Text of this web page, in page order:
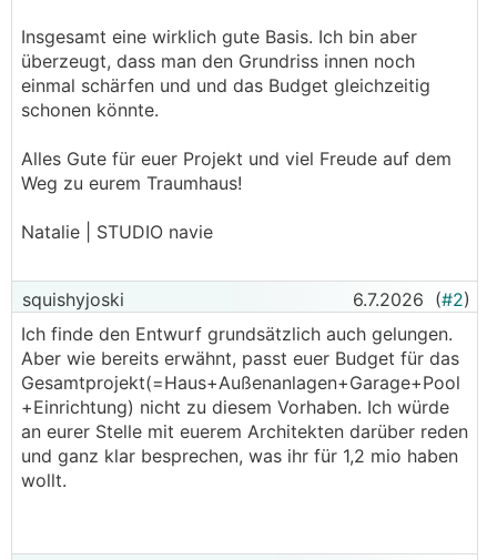
Insgesamt eine wirklich gute Basis. Ich bin aber
überzeugt, dass man den Grundriss innen noch
einmal schärfen und und das Budget gleichzeitig
schonen könnte.
Alles Gute für euer Projekt und viel Freude auf dem
Weg zu eurem Traumhaus!
Natalie | STUDIO navie
squishyjoski 6.7.2026 (#2)
Ich finde den Entwurf grundsätzlich auch gelungen.
Aber wie bereits erwähnt, passt euer Budget für das
Gesamtprojekt(=Haus+Außenanlagen+Garage+Pool
+Einrichtung) nicht zu diesem Vorhaben. Ich würde
an eurer Stelle mit euerem Architekten darüber reden
und ganz klar besprechen, was ihr für 1,2 mio haben
wollt.